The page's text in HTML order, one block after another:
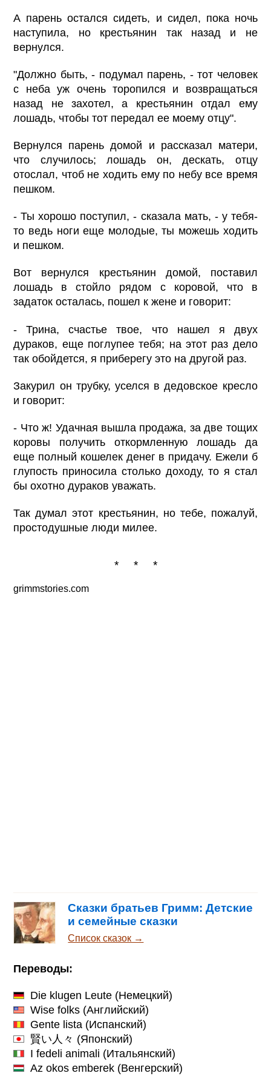
А парень остался сидеть, и сидел, пока ночь
наступила, но крестьянин так назад и не
вернулся.
"Должно быть, - подумал парень, - тот человек
с неба уж очень торопился и возвращаться
назад не захотел, а крестьянин отдал ему
лошадь, чтобы тот передал ее моему отцу".
Вернулся парень домой и рассказал матери,
что случилось; лошадь он, дескать, отцу
отослал, чтоб не ходить ему по небу все время
пешком.
- Ты хорошо поступил, - сказала мать, - у тебя-
то ведь ноги еще молодые, ты можешь ходить
и пешком.
Вот вернулся крестьянин домой, поставил
лошадь в стойло рядом с коровой, что в
задаток осталась, пошел к жене и говорит:
- Трина, счастье твое, что нашел я двух
дураков, еще поглупее тебя; на этот раз дело
так обойдется, я приберегу это на другой раз.
Закурил он трубку, уселся в дедовское кресло
и говорит:
- Что ж! Удачная вышла продажа, за две тощих
коровы получить откормленную лошадь да
еще полный кошелек денег в придачу. Ежели б
глупость приносила столько доходу, то я стал
бы охотно дураков уважать.
Так думал этот крестьянин, но тебе, пожалуй,
простодушные люди милее.
* * *
grimmstories.com
Сказки братьев Гримм: Детские
и семейные сказки
Список сказок →
Переводы:
Die klugen Leute (Немецкий)
Wise folks (Английский)
Gente lista (Испанский)
賢い人々 (Японский)
I fedeli animali (Итальянский)
Az okos emberek (Венгерский)